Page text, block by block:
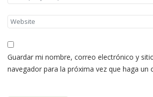
Guardar mi nombre, correo electrónico y
navegador para la próxima vez que haga un